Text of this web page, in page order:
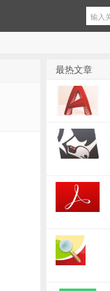
最热文章